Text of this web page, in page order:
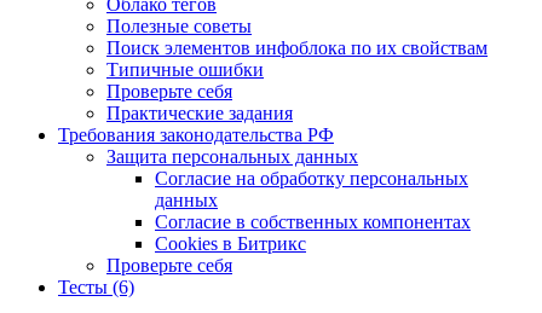
Облако тегов
Полезные советы
Поиск элементов инфоблока по их свойствам
Типичные ошибки
Проверьте себя
Практические задания
Требования законодательства РФ
Защита персональных данных
Согласие на обработку персональных
данных
Согласие в собственных компонентах
Cookies в Битрикс
Проверьте себя
Тесты (6)